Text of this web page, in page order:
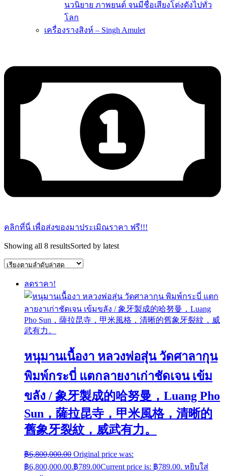
นวนิยาย ภาพยนต์ จนมีชื่อเสียงโด่งดังไปทั่ว
โลก
เครื่องรางสิงห์ – Singh Amulet
คลิกที่นี่ เพื่อส่งของมาประเมิณราคา ฟรี!!!
Showing all 8 resultsSorted by latest
ลดราคา!
หนุมานเนื้องา หลวงพ่อสุ่น วัดศาลากุน
พิมพ์กระบี่ แตกลายงาเก่าชัดเจน เข้ม
ขลัง / 象牙製成的哈努曼，Luang Pho
Sun，薩拉昆寺，甲米風格，清晰的
舊象牙裂紋，威武有力。
฿6,800,000.00 Original price was:
฿6,800,000.00.฿789.00Current price is: ฿789.00. หยิบใส่